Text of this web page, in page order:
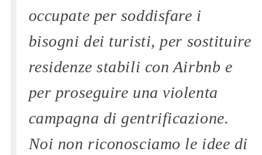
occupate per soddisfare i
bisogni dei turisti, per sostituire
residenze stabili con Airbnb e
per proseguire una violenta
campagna di gentrificazione.
Noi non riconosciamo le idee di